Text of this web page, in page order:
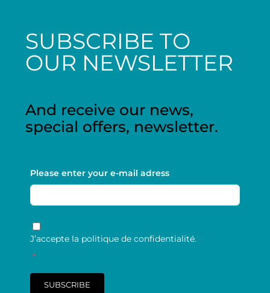
SUBSCRIBE TO
OUR NEWSLETTER
And receive our news,
special offers, newsletter.
Please enter your e-mail adress
RGPD
J’accepte la politique de confidentialité.
*
SUBSCRIBE